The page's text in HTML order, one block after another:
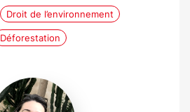
Droit de l’environnement
Déforestation
Margaux
Granat